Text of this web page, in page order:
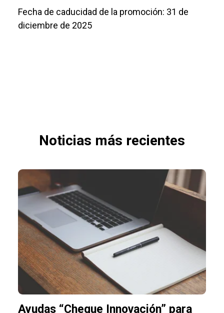
Fecha de caducidad de la promoción: 31 de
diciembre de 2025
Noticias más recientes
Ayudas “Cheque Innovación” para